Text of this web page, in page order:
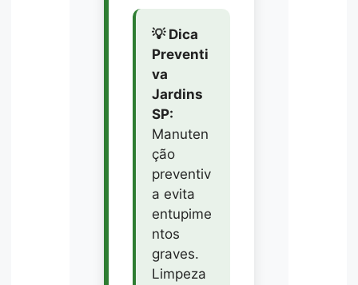
💡 Dica
Preventi
va
Jardins
SP:
Manuten
ção
preventiv
a evita
entupime
ntos
graves.
Limpeza